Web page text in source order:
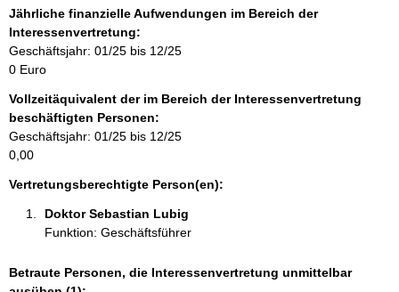
f
o
r
m
t
i
o
n
e
Jährliche finanzielle Aufwendungen im Bereich der
Interessenvertretung:
Geschäftsjahr: 01/25 bis 12/25
0 Euro
Vollzeitäquivalent der im Bereich der Interessenvertretung
beschäftigten Personen:
Geschäftsjahr: 01/25 bis 12/25
0,00
Vertretungsberechtigte Person(en):
Doktor Sebastian Lubig
Funktion: Geschäftsführer
Betraute Personen, die Interessenvertretung unmittelbar